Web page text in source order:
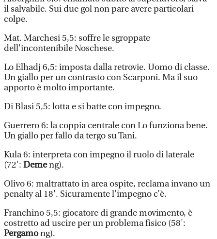
il salvabile. Sui due gol non pare avere particolari
colpe.
Mat. Marchesi 5,5: soffre le sgroppate
dell'incontenibile Noschese.
Lo Elhadj 6,5: imposta dalla retrovie. Uomo di classe.
Un giallo per un contrasto con Scarponi. Ma il suo
apporto è molto importante.
Di Blasi 5,5: lotta e si batte con impegno.
Guerrero 6: la coppia centrale con Lo funziona bene.
Un giallo per fallo da tergo su Tani.
Kula 6: interpreta con impegno il ruolo di laterale
(72': Demeng).
Olivo 6: maltrattato in area ospite, reclama invano un
penalty al 18'. Sicuramente l’impegno c’è.
Franchino 5,5: giocatore di grande movimento, è
costretto ad uscire per un problema fisico (58':
Pergamong).